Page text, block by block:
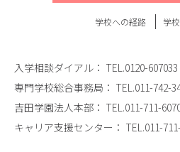
学校への経路 学
入学相談ダイアル： TEL.0120-607033
専門学校総合事務局： TEL.011-742-
吉田学園法人本部： TEL.011-711-
キャリア支援センター： TEL.011-